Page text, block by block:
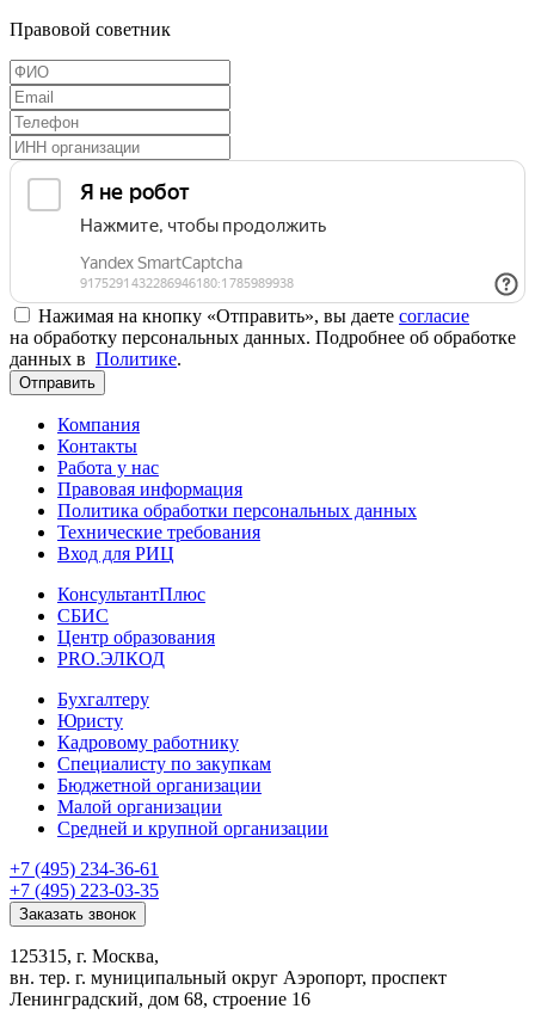
Правовой советник
Нажимая на кнопку «Отправить», вы даете согласие
на обработку персональных данных. Подробнее об обработке
данных в Политике.
Отправить
Компания
Контакты
Работа у нас
Правовая информация
Политика обработки персональных данных
Технические требования
Вход для РИЦ
КонсультантПлюс
СБИС
Центр образования
PRO.ЭЛКОД
Бухгалтеру
Юристу
Кадровому работнику
Специалисту по закупкам
Бюджетной организации
Малой организации
Средней и крупной организации
+7 (495) 234-36-61
+7 (495) 223-03-35
Заказать звонок
125315, г. Москва,
вн. тер. г. муниципальный округ Аэропорт, проспект
Ленинградский, дом 68, строение 16